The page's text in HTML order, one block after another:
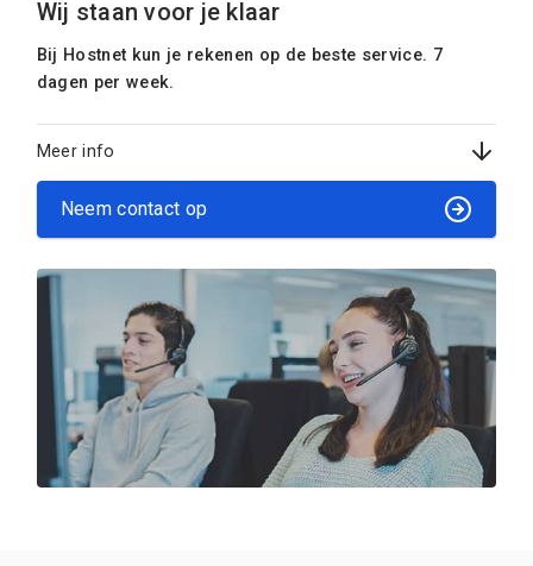
Wij staan voor je klaar
Bij Hostnet kun je rekenen op de beste service. 7
dagen per week.
Meer info
Neem contact op